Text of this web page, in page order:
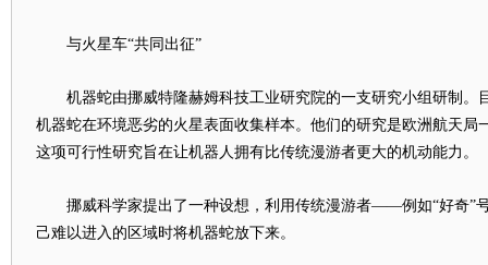
与火星车“共同出征”
机器蛇由挪威特隆赫姆科技工业研究院的一支研究小组研制。
机器蛇在环境恶劣的火星表面收集样本。他们的研究是欧洲航天局
这项可行性研究旨在让机器人拥有比传统漫游者更大的机动能力。
挪威科学家提出了一种设想，利用传统漫游者――例如“好奇”
己难以进入的区域时将机器蛇放下来。